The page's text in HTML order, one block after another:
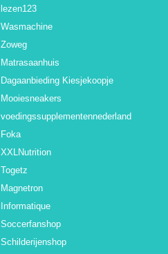
lezen123
Wasmachine
Zoweg
Matrasaanhuis
Dagaanbieding Kiesjekoopje
Mooiesneakers
voedingssupplementennederland
Foka
XXLNutrition
Togetz
Magnetron
Informatique
Soccerfanshop
Schilderijenshop